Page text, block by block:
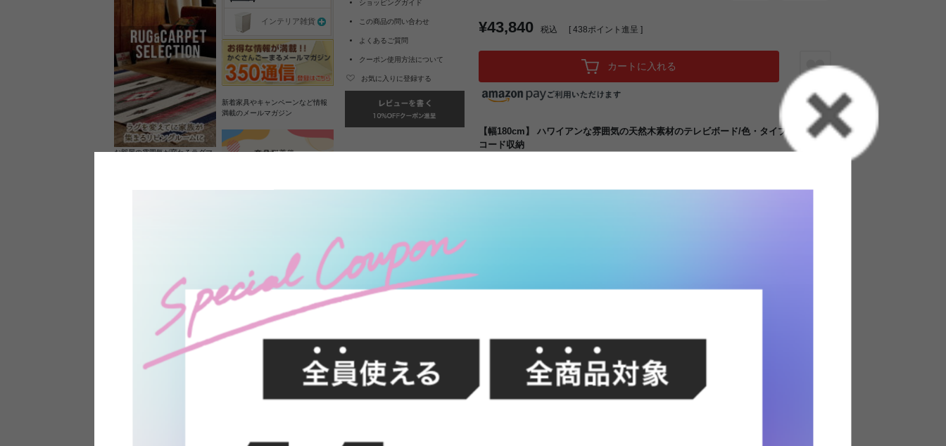
お部屋の雰囲気が変わるラグマ
素材の良さを活かしたウッドソ
ケットのペンダントライト
インフォメーション
インテリア雑貨
新着家具やキャンペーンなど情報
満載のメールマガジン
家具のレビューを書くと10%OFFク
ーポンプレゼント
ショッピングガイド
この商品の問い合わせ
よくあるご質問
クーポン使用方法について
お気に入りに登録する
¥43,840 税込 [ 438ポイント進呈 ]
カートに入れる
【幅180cm】 ハワイアンな雰囲気の天然木素材のテレビボード/色・タイプ:ブラウン
コード収納
質感、ハワイのタトゥーを模した彫り模様にこだわった、他にはない存在感を放って